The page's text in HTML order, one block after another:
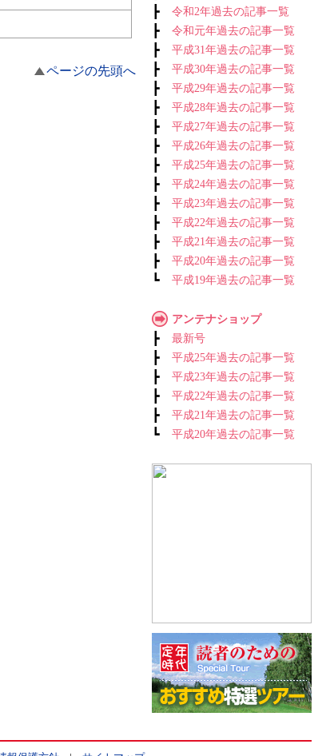
ページの先頭へ
┣ 令和2年過去の記事一覧
┣ 令和元年過去の記事一覧
┣ 平成31年過去の記事一覧
┣ 平成30年過去の記事一覧
┣ 平成29年過去の記事一覧
┣ 平成28年過去の記事一覧
┣ 平成27年過去の記事一覧
┣ 平成26年過去の記事一覧
┣ 平成25年過去の記事一覧
┣ 平成24年過去の記事一覧
┣ 平成23年過去の記事一覧
┣ 平成22年過去の記事一覧
┣ 平成21年過去の記事一覧
┣ 平成20年過去の記事一覧
┗ 平成19年過去の記事一覧
アンテナショップ
┣ 最新号
┣ 平成25年過去の記事一覧
┣ 平成23年過去の記事一覧
┣ 平成22年過去の記事一覧
┣ 平成21年過去の記事一覧
┗ 平成20年過去の記事一覧